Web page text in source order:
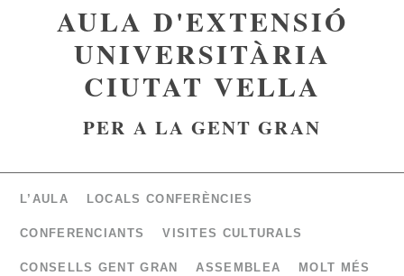
AULA D'EXTENSIÓ
UNIVERSITÀRIA
CIUTAT VELLA
PER A LA GENT GRAN
L’AULA LOCALS CONFERÈNCIES
CONFERENCIANTS VISITES CULTURALS
CONSELLS GENT GRAN ASSEMBLEA MOLT MÉS